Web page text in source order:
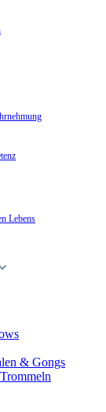
Lebens
& Gongs